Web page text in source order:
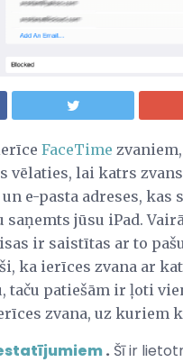
FaceTime
vēlaties, lai katrs
e-pasta adreses, kas
jūsu iPad.
ir saistītas ar to
ka ierīces zvana ar
taču patiešām ir ļoti
zvana, uz kuriem
. Šī ir